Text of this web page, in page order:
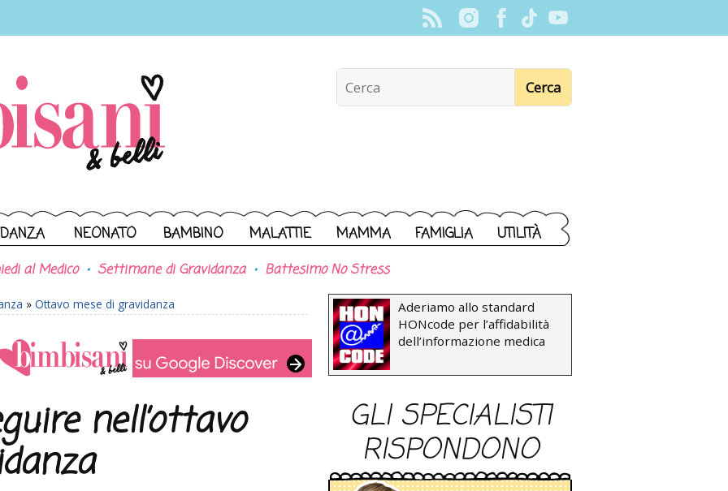
NEONATO BAMBINO MALATTIE MAMMA FAMIGLIA UTILITÀ
al Medico Settimane di Gravidanza Battesimo No Stress
» Ottavo mese di gravidanza
nell’ottavo
Aderiamo allo standard
HONcode per l’affidabilità
dell’informazione medica
GLI SPECIALISTI
RISPONDONO